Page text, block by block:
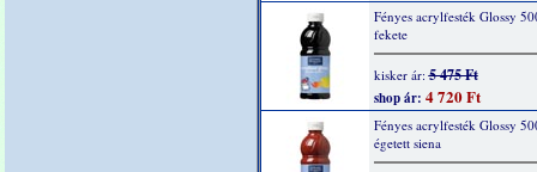
Fényes acrylfesték Glossy
fekete
kisker ár:5 475 Ft
shop ár: 4 720 Ft
Fényes acrylfesték Glossy
égetett siena